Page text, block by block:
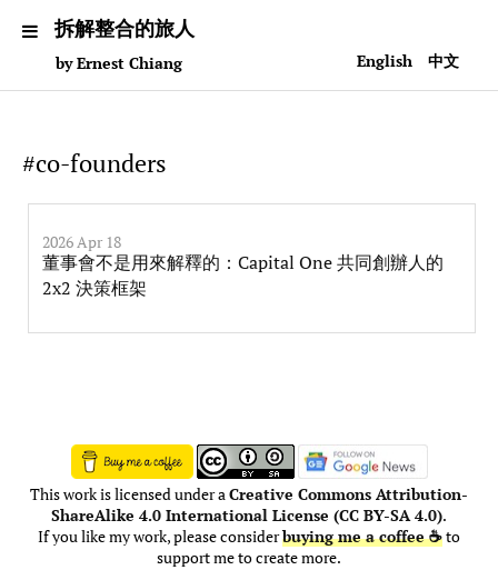
English 中文
拆解整合的旅人
by Ernest Chiang
#co-founders
2026 Apr 18
董事會不是用來解釋的：Capital One 共同創辦人的
2x2 決策框架
This work is licensed under aCreative Commons Attribution-
ShareAlike 4.0 International License (CC BY-SA 4.0).
If you like my work, please considerbuying me a coffee ☕to
support me to create more.